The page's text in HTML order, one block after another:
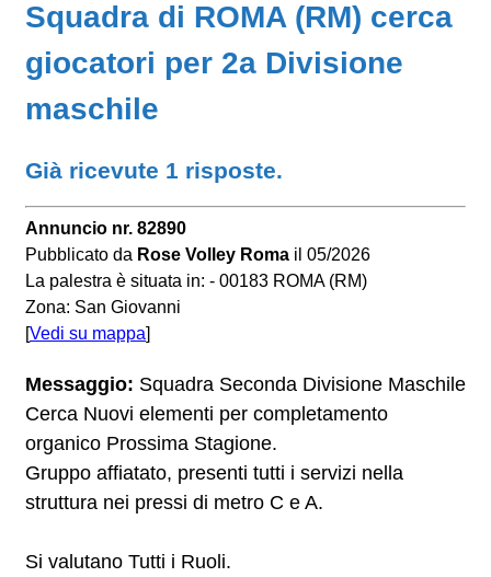
Squadra di ROMA (RM) cerca
giocatori per 2a Divisione
maschile
Già ricevute 1 risposte.
Annuncio nr. 82890
Pubblicato da Rose Volley Roma il 05/2026
La palestra è situata in: - 00183 ROMA (RM)
Zona: San Giovanni
[Vedi su mappa]
Messaggio: Squadra Seconda Divisione Maschile
Cerca Nuovi elementi per completamento
organico Prossima Stagione.
Gruppo affiatato, presenti tutti i servizi nella
struttura nei pressi di metro C e A.
Si valutano Tutti i Ruoli.